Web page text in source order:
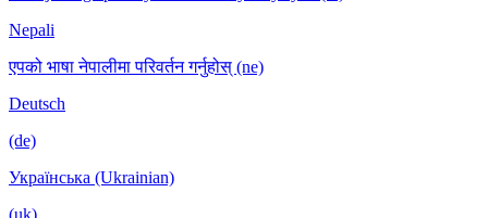
Nepali
एपको भाषा नेपालीमा परिवर्तन गर्नुहोस् (ne)
Deutsch
(de)
Українська (Ukrainian)
(uk)